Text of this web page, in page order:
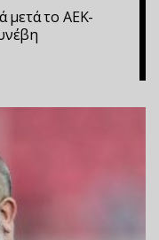
μετά το ΑΕΚ-